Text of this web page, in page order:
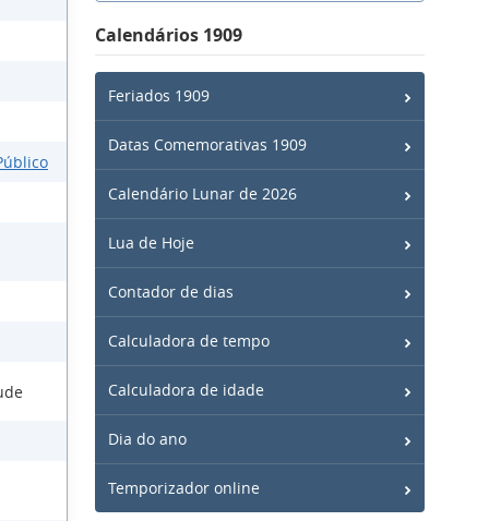
Calendários 1909
Feriados 1909
Datas Comemorativas 1909
Calendário Lunar de 2026
Lua de Hoje
Contador de dias
Calculadora de tempo
Calculadora de idade
Dia do ano
Temporizador online